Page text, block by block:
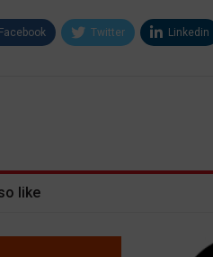
Facebook Twitter Linkedin
like